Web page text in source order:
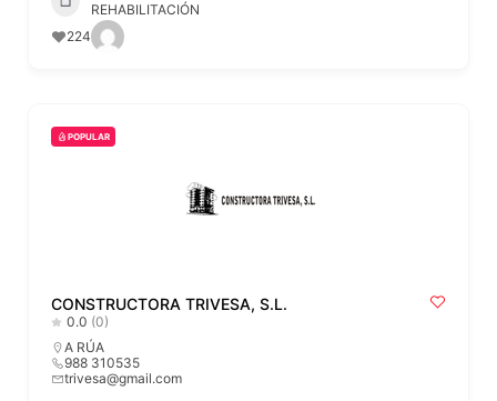
REHABILITACIÓN
224
POPULAR
CONSTRUCTORA TRIVESA, S.L.
0.0 (0)
A RÚA
988 310535
trivesa@gmail.com